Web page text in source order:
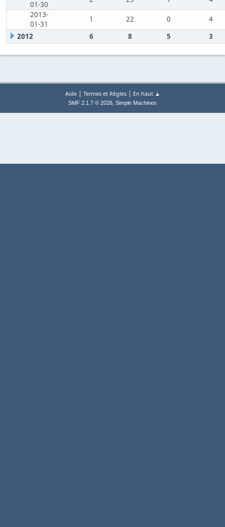
01-30
2013-
01-31
1 22 0
4
2012
6 8 5 3
Aide| Termes et Règles| En haut ▲
SMF 2.1.7 © 2026, Simple Machines